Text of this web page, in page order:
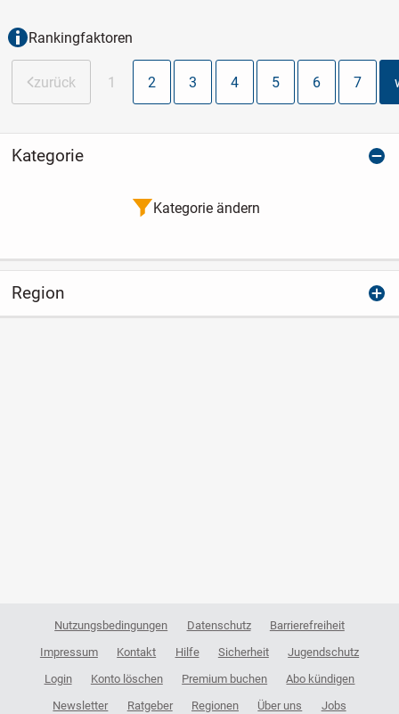
Rankingfaktoren
zurück 1 2 3 4 5 6 7
Kategorie
Kategorie ändern
Region
Nutzungsbedingungen Datenschutz
Barrierefreiheit
Impressum
Kontakt Hilfe Sicherheit
Jugendschutz
Login
Konto löschen Premium buchen
Abo kündigen
Newsletter
Ratgeber Regionen Über uns
Jobs